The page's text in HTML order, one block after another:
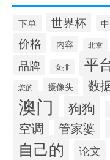
下单 世界杯
价格 内容 北京
品牌 女排 平
您的 摄像头 数
澳门 狗狗
空调 管家婆
自己的 论文